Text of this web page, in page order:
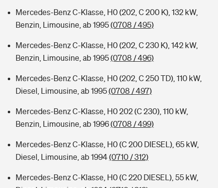
Mercedes-Benz C-Klasse, H0 (202, C 200 K), 132 kW,
Benzin, Limousine, ab 1995(0708 / 495)
Mercedes-Benz C-Klasse, H0 (202, C 230 K), 142 kW,
Benzin, Limousine, ab 1995(0708 / 496)
Mercedes-Benz C-Klasse, H0 (202, C 250 TD), 110 kW,
Diesel, Limousine, ab 1995(0708 / 497)
Mercedes-Benz C-Klasse, H0 202 (C 230), 110 kW,
Benzin, Limousine, ab 1996(0708 / 499)
Mercedes-Benz C-Klasse, H0 (C 200 DIESEL), 65 kW,
Diesel, Limousine, ab 1994(0710 / 312)
Mercedes-Benz C-Klasse, H0 (C 220 DIESEL), 55 kW,